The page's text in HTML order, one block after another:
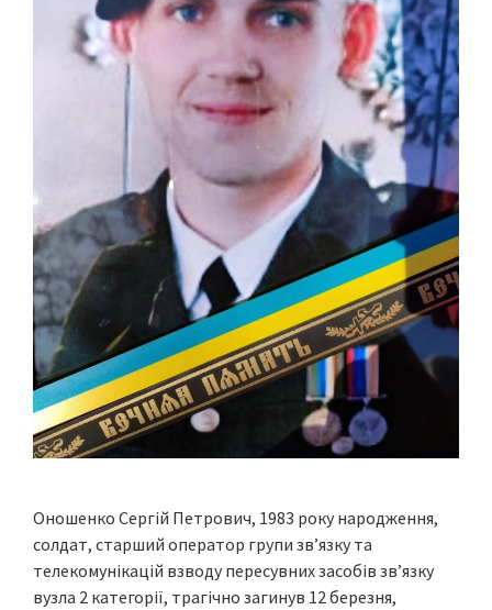
Оношенко Сергій Петрович, 1983 року народження,
солдат, старший оператор групи зв’язку та
телекомунікацій взводу пересувних засобів зв’язку
вузла 2 категорії, трагічно загинув 12 березня,